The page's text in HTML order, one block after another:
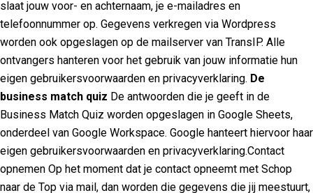
slaat jouw voor- en achternaam, je e-mailadres en
telefoonnummer op. Gegevens verkregen via Wordpress
worden ook opgeslagen op de mailserver van TransIP. Alle
ontvangers hanteren voor het gebruik van jouw informatie hun
eigen gebruikersvoorwaarden en privacyverklaring. De
business match quiz De antwoorden die je geeft in de
Business Match Quiz worden opgeslagen in Google Sheets,
onderdeel van Google Workspace. Google hanteert hiervoor haar
eigen gebruikersvoorwaarden en privacyverklaring.Contact
opnemen Op het moment dat je contact opneemt met Schop
naar de Top via mail, dan worden die gegevens die jij meestuurt,